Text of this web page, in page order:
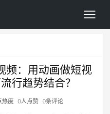
频：用动画做短视
行趋势结合？
热度 0人点赞 0条评论